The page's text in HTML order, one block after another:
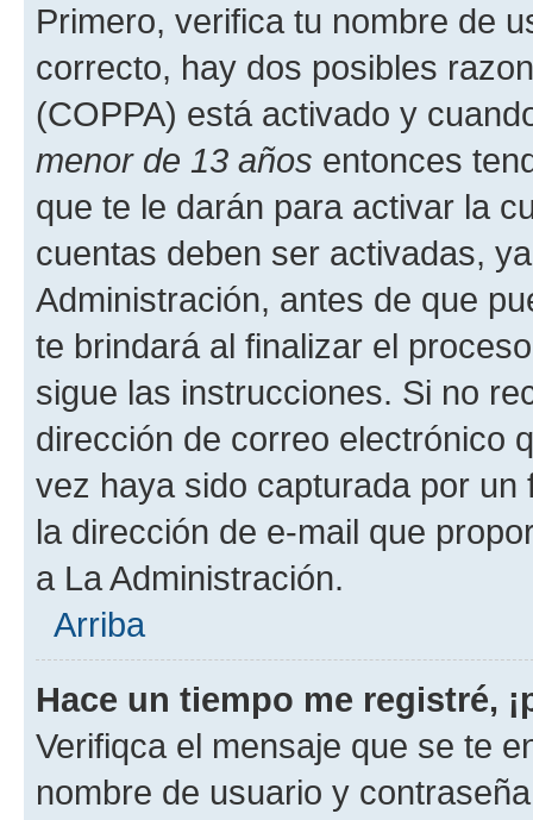
Primero, verifica tu nombre de
correcto, hay dos posibles
(COPPA) está activado y
menor de 13 años entonces
que te le darán para activar la
cuentas deben ser activadas,
Administración, antes de que
te brindará al finalizar el
sigue las instrucciones. Si no
dirección de correo electrónico
vez haya sido capturada por
la dirección de e-mail que
a La Administración.
Arriba
Hace un tiempo me registré,
Verifiqca el mensaje que se te
nombre de usuario y